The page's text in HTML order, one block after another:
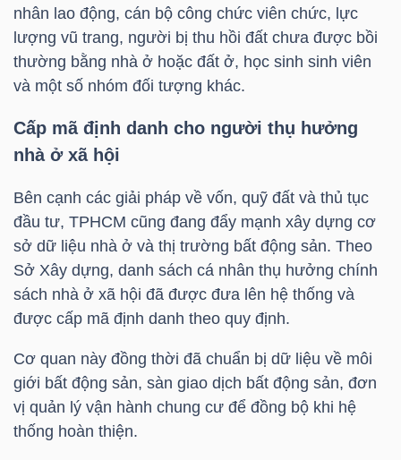
nhân lao động, cán bộ công chức viên chức, lực
lượng vũ trang, người bị thu hồi đất chưa được bồi
thường bằng nhà ở hoặc đất ở, học sinh sinh viên
và một số nhóm đối tượng khác.
Cấp mã định danh cho người thụ hưởng
nhà ở xã hội
Bên cạnh các giải pháp về vốn, quỹ đất và thủ tục
đầu tư, TPHCM cũng đang đẩy mạnh xây dựng cơ
sở dữ liệu nhà ở và thị trường bất động sản. Theo
Sở Xây dựng, danh sách cá nhân thụ hưởng chính
sách nhà ở xã hội đã được đưa lên hệ thống và
được cấp mã định danh theo quy định.
Cơ quan này đồng thời đã chuẩn bị dữ liệu về môi
giới bất động sản, sàn giao dịch bất động sản, đơn
vị quản lý vận hành chung cư để đồng bộ khi hệ
thống hoàn thiện.
YẾU
DÙNG
YẾU
CHĂM
SÓC
KHỎE